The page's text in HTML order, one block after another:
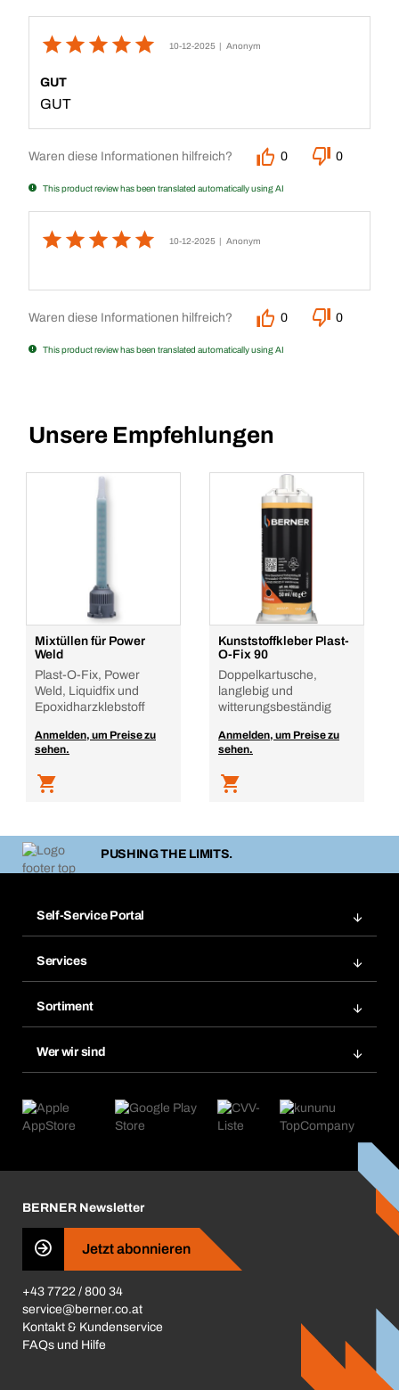
10-12-2025 | Anonym
GUT
GUT
Waren diese Informationen hilfreich? 0 0
This product review has been translated automatically using AI
10-12-2025 | Anonym
Waren diese Informationen hilfreich? 0 0
This product review has been translated automatically using AI
Unsere Empfehlungen
Mixtüllen für Power
Weld
Plast-O-Fix, Power
Weld, Liquidfix und
Epoxidharzklebstoff
Anmelden, um Preise zu
sehen.
Kunststoffkleber Plast-
O-Fix 90
Doppelkartusche,
langlebig und
witterungsbeständig
Anmelden, um Preise zu
sehen.
PUSHING THE LIMITS.
Self-Service Portal
Merklisten
Nachbestellungen
Abo-Funktion
Services
Chemical Safety Management
eProcurement
Produktfinder
Sortiment
Kataloge & Broschüren
Wer wir sind
Was uns antreibt
Presse
Business Conduct
BERNER Newsletter
Jetzt abonnieren
+43 7722 / 800 34
service@berner.co.at
Kontakt & Kundenservice
FAQs und Hilfe